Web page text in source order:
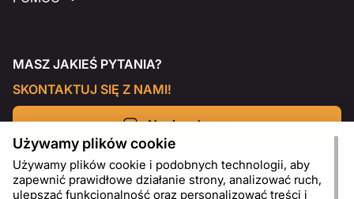
MASZ JAKIEŚ PYTANIA?
SKONTAKTUJ SIĘ Z NAMI!
Napisz do nas
Używamy plików cookie
Używamy plików cookie i podobnych technologii, aby
zapewnić prawidłowe działanie strony, analizować ruch,
ulepszać funkcjonalność oraz personalizować treści i